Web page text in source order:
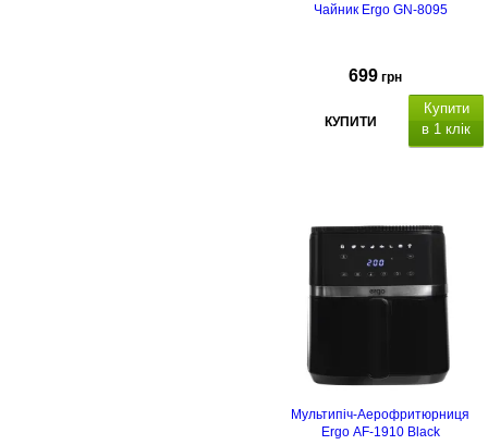
Чайник Ergo GN-8095
699 грн
КУПИТИ
Купити
в 1 клік
Мультипіч-Аерофритюрниця
Ergo AF-1910 Black